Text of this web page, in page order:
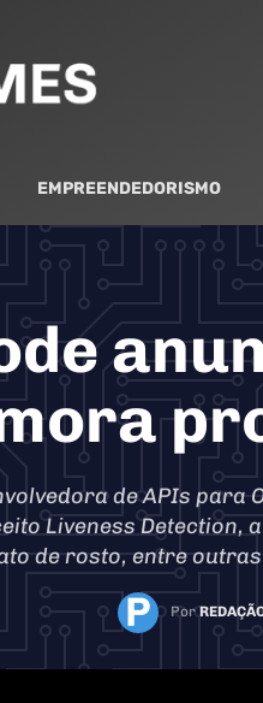
EMPREENDEDORISMO
de APIs para
Liveness Detection,
de rosto, entre
Por